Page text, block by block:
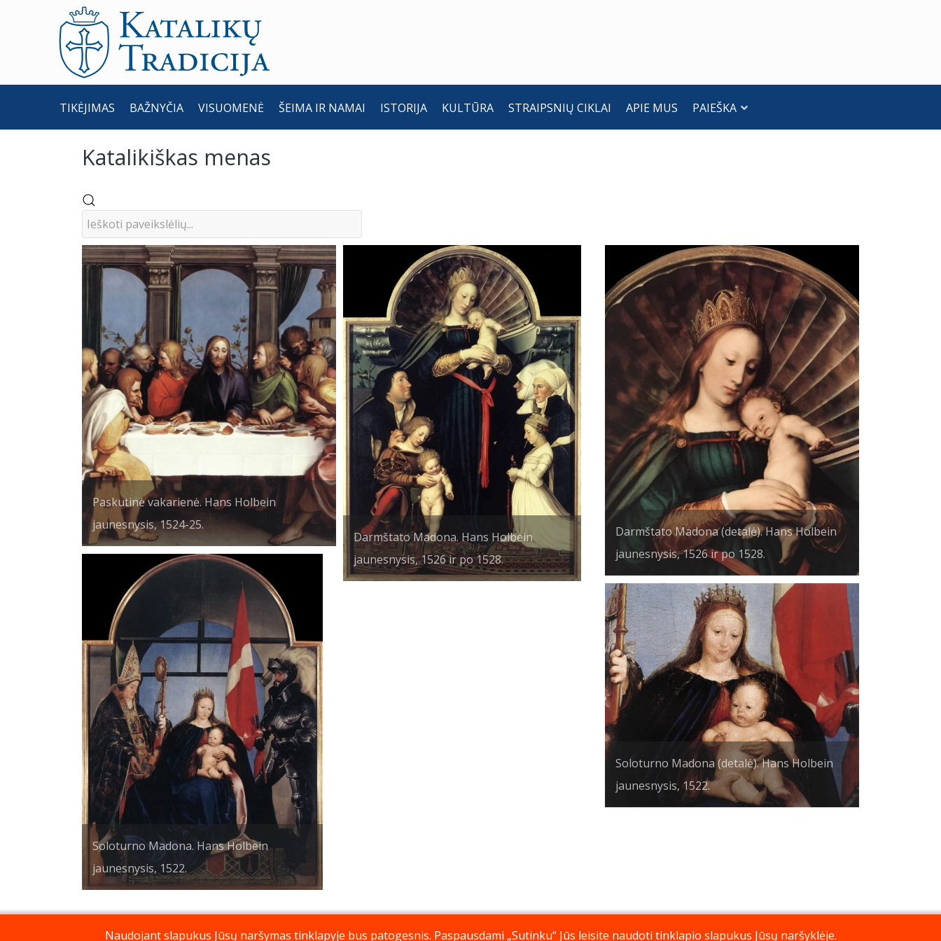
TIKĖJIMAS BAŽNYČIA VISUOMENĖ ŠEIMA IR NAMAI ISTORIJA KULTŪRA STRAIPSNIŲ CIKLAI APIE MUS PAIEŠKA
Katalikiškas menas
Paskutinė vakarienė. Hans Holbein
jaunesnysis, 1524-25.
Darmštato Madona. Hans Holbein
jaunesnysis, 1526 ir po 1528.
Darmštato Madona (detalė). Hans Holbein
jaunesnysis, 1526 ir po 1528.
Soloturno Madona. Hans Holbein
jaunesnysis, 1522.
Soloturno Madona (detalė). Hans Holbein
jaunesnysis, 1522.
Naudojant slapukus Jūsų naršymas tinklapyje bus patogesnis. Paspausdami „Sutinku“ Jūs leisite naudoti tinklapio slapukus Jūsų naršyklėje.